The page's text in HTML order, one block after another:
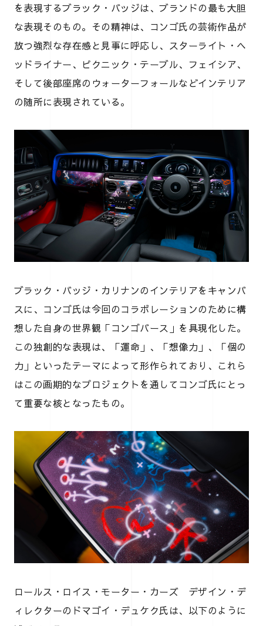
を表現するブラック・バッジは、ブランドの最も大胆
な表現そのもの。その精神は、コンゴ氏の芸術作品が
放つ強烈な存在感と見事に呼応し、スターライト・ヘ
ッドライナー、ピクニック・テーブル、フェイシア、
そして後部座席のウォーターフォールなどインテリア
の随所に表現されている。
ブラック・バッジ・カリナンのインテリアをキャンバ
スに、コンゴ氏は今回のコラボレーションのために構
想した自身の世界観「コンゴバース」を具現化した。
この独創的な表現は、「運命」、「想像力」、「個の
力」といったテーマによって形作られており、これら
はこの画期的なプロジェクトを通してコンゴ氏にとっ
て重要な核となったもの。
ロールス・ロイス・モーター・カーズ デザイン・デ
ィレクターのドマゴイ・デュケク氏は、以下のように